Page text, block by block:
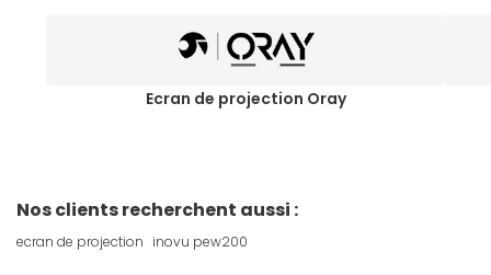
Ecran de projection Oray
Nos clients recherchent aussi :
ecran de projection inovu pew200